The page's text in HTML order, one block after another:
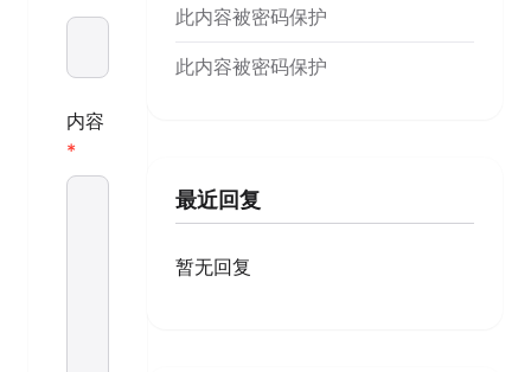
内容
此内容被密码保护
此内容被密码保护
最近回复
暂无回复